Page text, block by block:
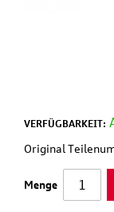
VERFÜGBARKEIT:
Original
Menge